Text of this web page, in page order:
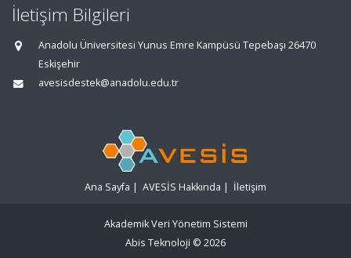
İletişim Bilgileri
Anadolu Üniversitesi Yunus Emre Kampüsü Tepebaşı 26470
Eskişehir
avesisdestek@anadolu.edu.tr
Ana Sayfa | AVESİS Hakkında | İletişim
Akademik Veri Yönetim Sistemi
Abis Teknoloji © 2026